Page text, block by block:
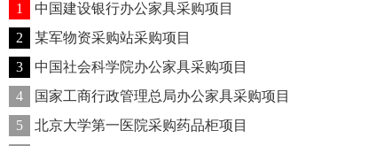
1
中国建设银行办公家具采购项目
2
某军物资采购站采购项目
3
中国社会科学院办公家具采购项目
4
国家工商行政管理总局办公家具采购项目
5
北京大学第一医院采购药品柜项目